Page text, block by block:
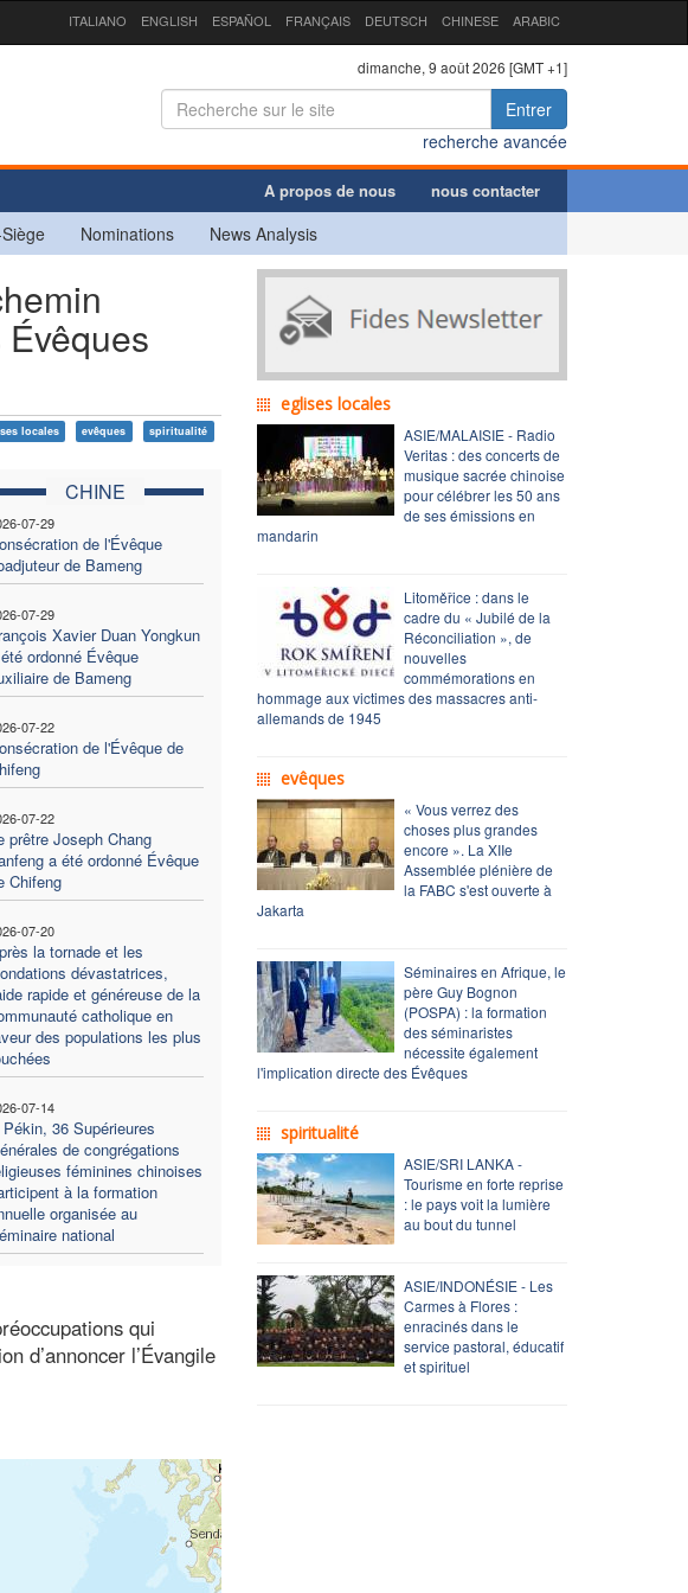
ITALIANO ENGLISH ESPAÑOL FRANÇAIS DEUTSCH CHINESE ARABIC
dimanche, 9 août 2026 [GMT +1]
Entrer
recherche avancée
A propos de nous nous contacter
Nominations News Analysis
locales evêques spiritualité
CHINE
07-29
de l'Évêque
de Bameng
07-29
Xavier Duan Yongkun
ordonné Évêque
de Bameng
07-22
de l'Évêque de
07-22
prêtre Joseph Chang
a été ordonné Évêque
Chifeng
07-20
la tornade et les
dévastatrices,
rapide et généreuse de la
catholique en
des populations les plus
07-14
36 Supérieures
de congrégations
féminines chinoises
à la formation
organisée au
national
qui
d’annoncer l’Évangile
eglises locales
ASIE/MALAISIE - Radio
Veritas : des concerts de
musique sacrée chinoise
pour célébrer les 50 ans
de ses émissions en
mandarin
Litoměřice : dans le
cadre du « Jubilé de la
Réconciliation », de
nouvelles
commémorations en
hommage aux victimes des massacres anti-
allemands de 1945
evêques
« Vous verrez des
choses plus grandes
encore ». La XIIe
Assemblée plénière de
la FABC s'est ouverte à
Jakarta
Séminaires en Afrique, le
père Guy Bognon
(POSPA) : la formation
des séminaristes
nécessite également
l'implication directe des Évêques
spiritualité
ASIE/SRI LANKA -
Tourisme en forte reprise
: le pays voit la lumière
au bout du tunnel
ASIE/INDONÉSIE - Les
Carmes à Flores :
enracinés dans le
service pastoral, éducatif
et spirituel